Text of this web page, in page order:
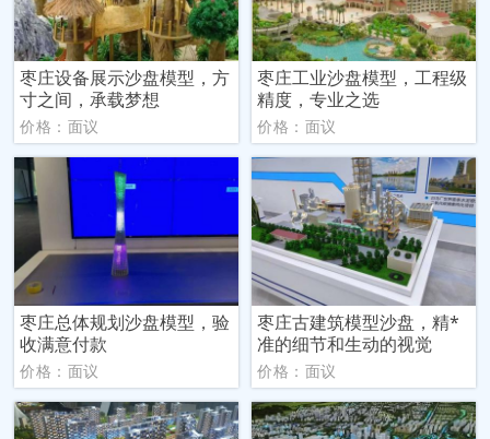
枣庄设备展示沙盘模型，方
寸之间，承载梦想
价格：面议
枣庄工业沙盘模型，工程级
精度，专业之选
价格：面议
枣庄总体规划沙盘模型，验
收满意付款
价格：面议
枣庄古建筑模型沙盘，精*
准的细节和生动的视觉
价格：面议